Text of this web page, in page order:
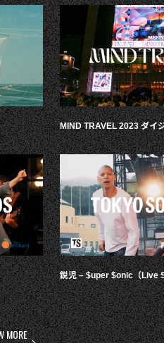
MIND TRAVEL 2023 ダイ
鋭児 – $uper $onic（Live
MORE